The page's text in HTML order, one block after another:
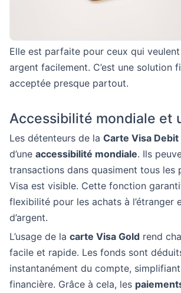
Elle est parfaite pour ceux qui
argent facilement. C’est une solution
acceptée presque partout.
Accessibilité mondiale et
Les détenteurs de la Carte Visa Debit
d’une accessibilité mondiale. Ils
transactions dans quasiment tous les
Visa est visible. Cette fonction
flexibilité pour les achats à l’étranger
d’argent.
L’usage de la carte Visa Gold rend
facile et rapide. Les fonds sont
instantanément du compte,
financière. Grâce à cela, les